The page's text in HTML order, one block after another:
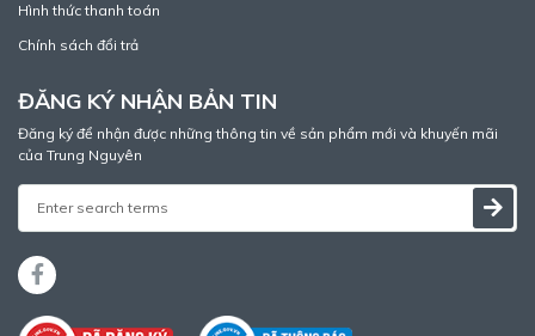
Hình thức thanh toán
Chính sách đổi trả
ĐĂNG KÝ NHẬN BẢN TIN
Đăng ký để nhận được những thông tin về sản phẩm mới và khuyến mãi
của Trung Nguyên